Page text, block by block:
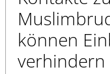
können
verhindern